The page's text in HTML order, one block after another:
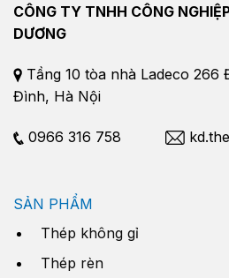
CÔNG TY TNHH CÔNG
DƯƠNG
Tầng 10 tòa nhà Ladeco 266
Đình, Hà Nội
0966 316 758
SẢN PHẨM
Thép không gỉ
Thép rèn